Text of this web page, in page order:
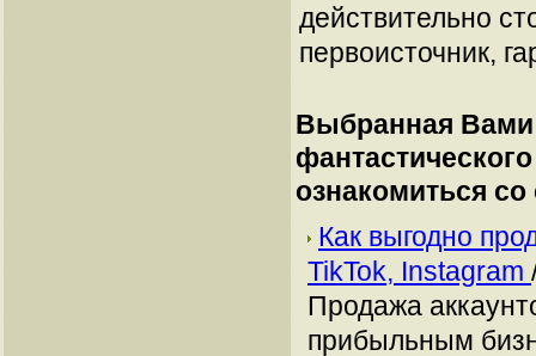
действительно
первоисточник,
Выбранная Вами
ознакомиться
Как выгодно
TikTok, Instagram
Продажа
прибыльным